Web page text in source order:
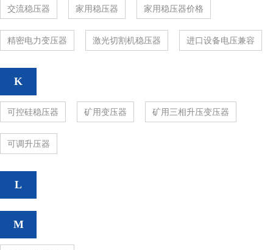
交流稳压器 家用稳压器 家用稳压器价格
精密电力变压器 激光切割机稳压器 进口设备电压兼容
K
可控硅稳压器 矿用变压器 矿用三相升压变压器
可调升压器
L
M